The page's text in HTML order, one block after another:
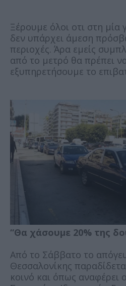
Ξέρουμε όλοι οτι στη
δεν υπάρχει άμεση
περιοχές. Άρα εμείς
από το μετρό θα πρέπει
εξυπηρετήσουμε το
“Θα χάσουμε 20% της
Από το Σάββατο το
Θεσσαλονίκης
κοινό και όπως αναφέρει